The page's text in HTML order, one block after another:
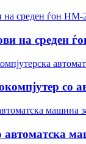
на среден
со
автоматска